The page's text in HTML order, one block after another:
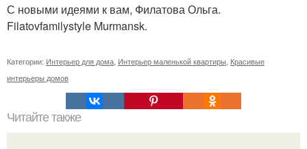
С новыми идеями к вам, Филатова Ольга.
Filatovfamilystyle Murmansk.
Категории: Интерьер для дома Интерьер маленькой квартиры Красивые
интерьеры домов
Читайте также